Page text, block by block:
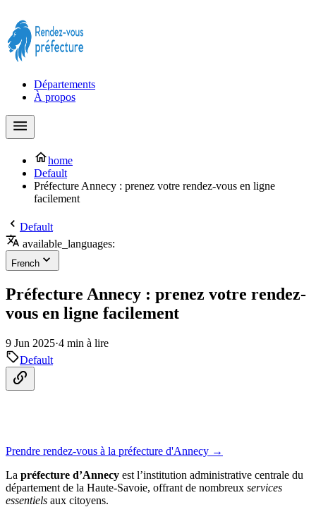
Départements
À propos
home
Default
Préfecture Annecy : prenez votre rendez-vous en ligne
facilement
Default
available_languages:
French
Préfecture Annecy : prenez votre rendez-
vous en ligne facilement
9 Jun 2025·4 min à lire
Default
Prendre rendez-vous à la préfecture d'Annecy →
La préfecture d’Annecy est l’institution administrative centrale du
département de la Haute-Savoie, offrant de nombreux services
essentiels aux citoyens.